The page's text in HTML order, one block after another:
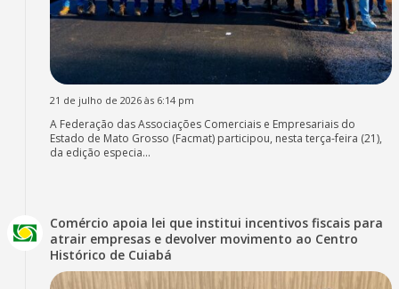
21 de julho de 2026 às 6:14 pm
A Federação das Associações Comerciais e Empresariais do
Estado de Mato Grosso (Facmat) participou, nesta terça-feira (21),
da edição especia...
Comércio apoia lei que institui incentivos fiscais para
atrair empresas e devolver movimento ao Centro
Histórico de Cuiabá